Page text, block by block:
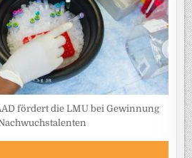
fördert die LMU bei Gewinnung